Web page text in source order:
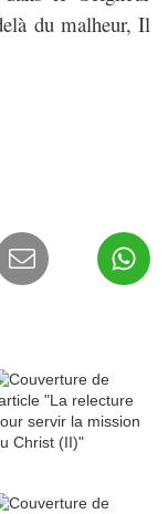
du malheur, Il